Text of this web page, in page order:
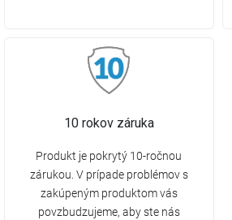
10 rokov záruka
Produkt je pokrytý 10-ročnou
zárukou. V prípade problémov s
zakúpeným produktom vás
povzbudzujeme, aby ste nás